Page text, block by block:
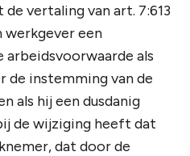
vertaling van art. 7:613
werkgever een
als
de instemming van de
als hij een dusdanig
de wijziging heeft dat
dat door de